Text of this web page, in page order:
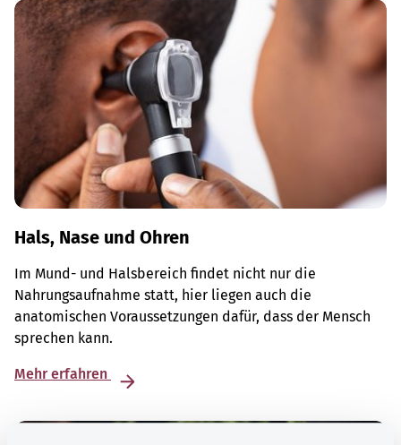
Hals, Nase und Ohren
Im Mund- und Halsbereich findet nicht nur die
Nahrungsaufnahme statt, hier liegen auch die
anatomischen Voraussetzungen dafür, dass der Mensch
sprechen kann.
Mehr erfahren